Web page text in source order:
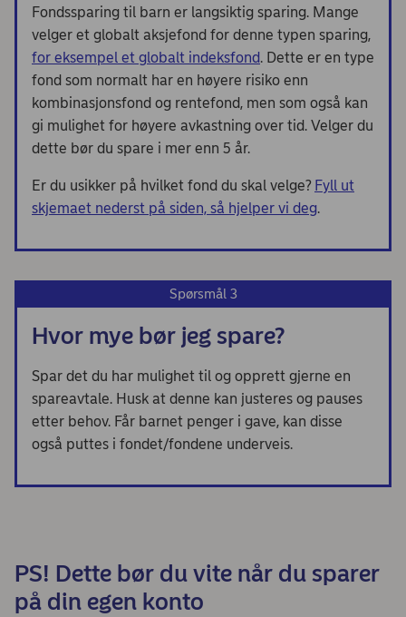
Fondssparing til barn er langsiktig sparing. Mange
velger et globalt aksjefond for denne typen sparing,
for eksempel et globalt indeksfond. Dette er en type
fond som normalt har en høyere risiko enn
kombinasjonsfond og rentefond, men som også kan
gi mulighet for høyere avkastning over tid. Velger du
dette bør du spare i mer enn 5 år.
Er du usikker på hvilket fond du skal velge? Fyll ut
skjemaet nederst på siden, så hjelper vi deg.
Spørsmål 3
Hvor mye bør jeg spare?
Spar det du har mulighet til og opprett gjerne en
spareavtale. Husk at denne kan justeres og pauses
etter behov. Får barnet penger i gave, kan disse
også puttes i fondet/fondene underveis.
PS! Dette bør du vite når du sparer
på din egen konto